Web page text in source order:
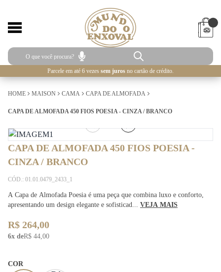
Parcele em até 6 vezes sem juros no cartão de crédito.
HOME MAISON CAMA CAPA DE ALMOFADA
CAPA DE ALMOFADA 450 FIOS POESIA - CINZA / BRANCO
CAPA DE ALMOFADA 450 FIOS POESIA -
CINZA / BRANCO
CÓD.: 01.01.0479_2433_1
A Capa de Almofada Poesia é uma peça que combina luxo e conforto,
apresentando um design elegante e sofisticad... VEJA MAIS
R$ 264,00
6x deR$ 44,00
COR